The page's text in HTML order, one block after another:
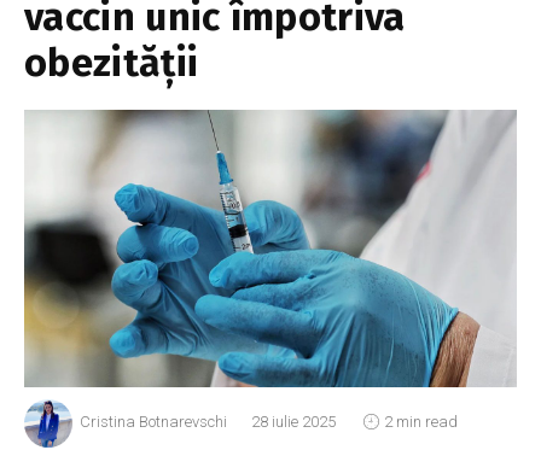
vaccin unic împotriva
obezității
Cristina Botnarevschi 28 iulie 2025 2 min read